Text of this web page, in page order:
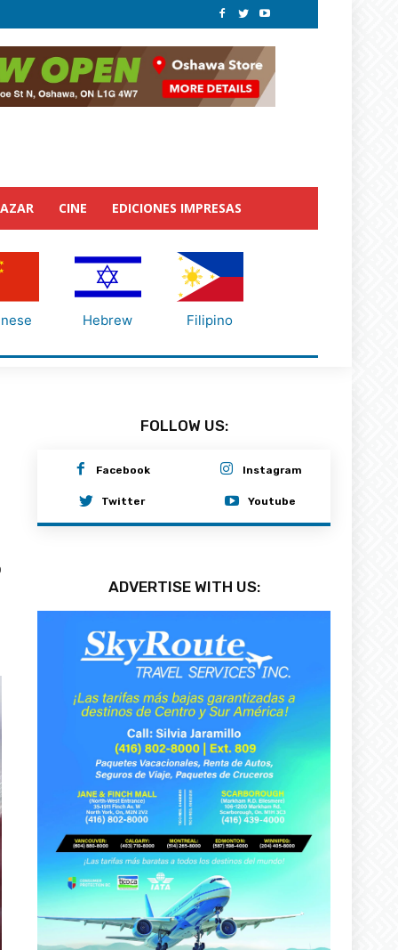
CINE EDICIONES IMPRESAS
Hebrew Filipino
FOLLOW US:
Facebook Instagram
Twitter Youtube
ADVERTISE WITH US: